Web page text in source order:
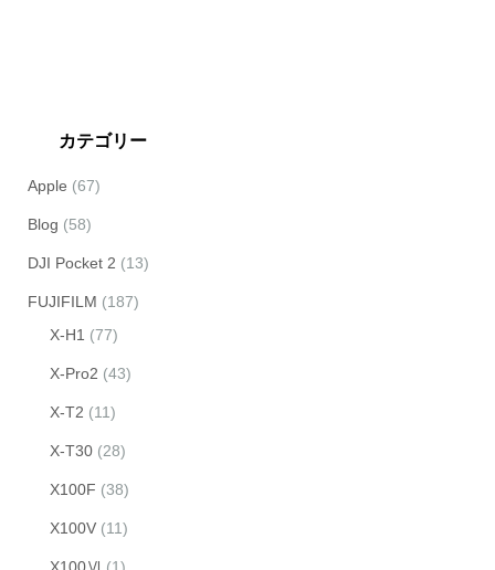
カテゴリー
Apple (67)
Blog (58)
DJI Pocket 2 (13)
FUJIFILM (187)
X-H1 (77)
X-Pro2 (43)
X-T2 (11)
X-T30 (28)
X100F (38)
X100V (11)